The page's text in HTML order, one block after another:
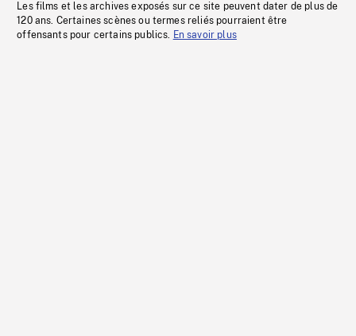
Les films et les archives exposés sur ce site peuvent dater de plus de
120 ans. Certaines scènes ou termes reliés pourraient être
offensants pour certains publics. En savoir plus